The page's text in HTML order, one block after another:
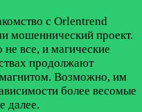
с Orlentrend
мошеннический проект.
все, и магические
продолжают
магнитом. Возможно, им
более весомые
далее.